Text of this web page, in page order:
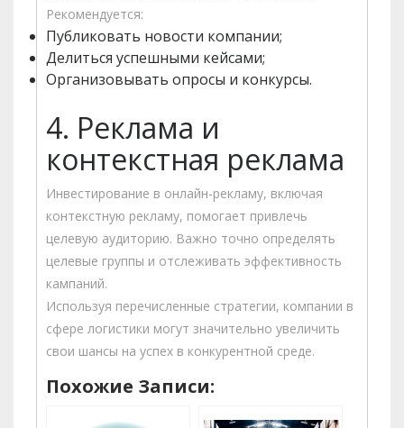
Рекомендуется:
Публиковать новости компании;
Делиться успешными кейсами;
Организовывать опросы и конкурсы.
4. Реклама и
контекстная реклама
Инвестирование в онлайн-рекламу, включая
контекстную рекламу, помогает привлечь
целевую аудиторию. Важно точно определять
целевые группы и отслеживать эффективность
кампаний.
Используя перечисленные стратегии, компании в
сфере логистики могут значительно увеличить
свои шансы на успех в конкурентной среде.
Похожие Записи: